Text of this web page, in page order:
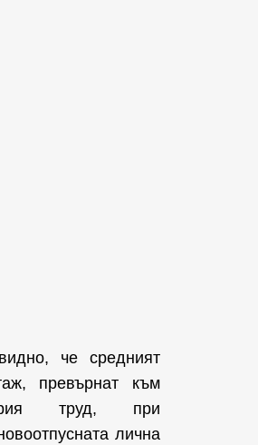
че средният
превърнат към
труд, при
лична